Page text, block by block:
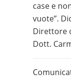
case e
vuote”.
Direttore
Dott.